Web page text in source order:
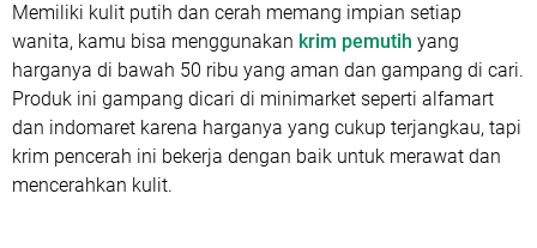
Memiliki kulit putih dan cerah memang impian setiap
wanita, kamu bisa menggunakan krim pemutih yang
harganya di bawah 50 ribu yang aman dan gampang di cari.
Produk ini gampang dicari di minimarket seperti alfamart
dan indomaret karena harganya yang cukup terjangkau, tapi
krim pencerah ini bekerja dengan baik untuk merawat dan
mencerahkan kulit.